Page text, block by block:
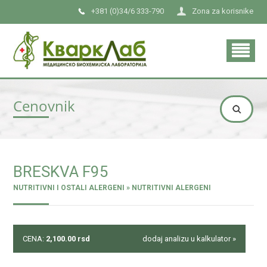
Zona za korisnike
+381 (0)34/6 333-790
Cenovnik
BRESKVA F95
NUTRITIVNI I OSTALI ALERGENI » NUTRITIVNI ALERGENI
CENA: 2,100.00 rsd dodaj analizu u kalkulator »